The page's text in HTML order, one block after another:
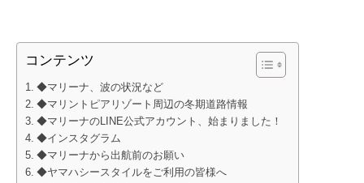
コンテンツ
◆マリーナ、波の状況など
◆マリントピアリゾート周辺の冬期道路情報
◆マリーナのLINE公式アカウント、始まりました！
◆インスタグラム
◆マリーナから出航前のお願い
◆ヤマハシースタイルをご利用の皆様へ